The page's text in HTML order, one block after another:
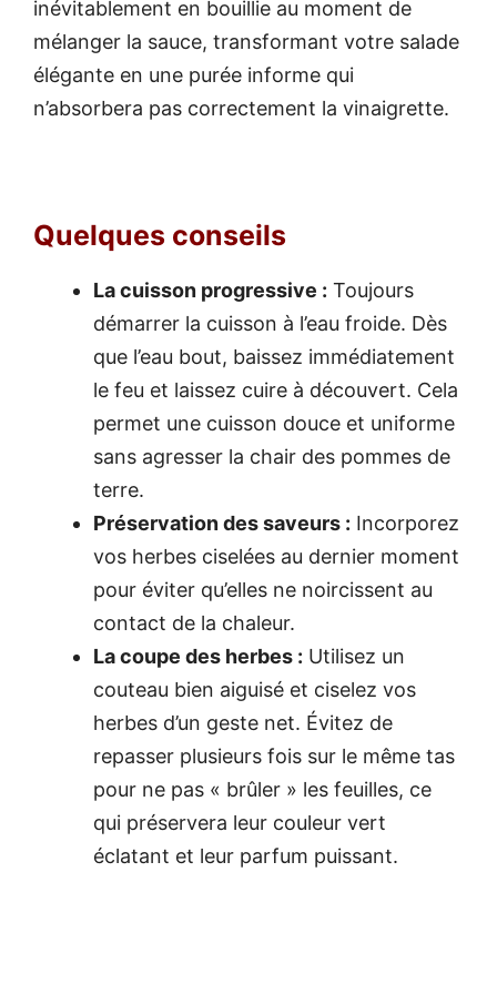
inévitablement en bouillie au moment de
mélanger la sauce, transformant votre salade
élégante en une purée informe qui
n’absorbera pas correctement la vinaigrette.
Quelques conseils
La cuisson progressive : Toujours
démarrer la cuisson à l’eau froide. Dès
que l’eau bout, baissez immédiatement
le feu et laissez cuire à découvert. Cela
permet une cuisson douce et uniforme
sans agresser la chair des pommes de
terre.
Préservation des saveurs : Incorporez
vos herbes ciselées au dernier moment
pour éviter qu’elles ne noircissent au
contact de la chaleur.
La coupe des herbes : Utilisez un
couteau bien aiguisé et ciselez vos
herbes d’un geste net. Évitez de
repasser plusieurs fois sur le même tas
pour ne pas « brûler » les feuilles, ce
qui préservera leur couleur vert
éclatant et leur parfum puissant.